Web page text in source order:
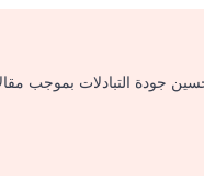
جودة التبادلات بموجب